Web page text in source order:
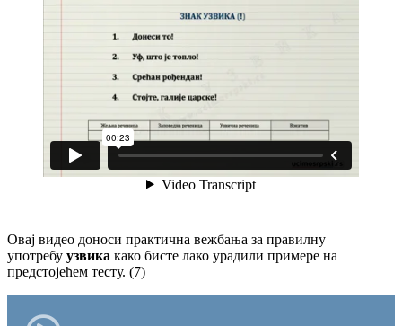
Овај видео доноси практична вежбања за правилну
употребу узвика како бисте лако урадили примере на
предстојећем тесту. (7)